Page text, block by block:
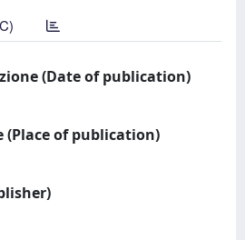
(Date of publication)
(Place of publication)